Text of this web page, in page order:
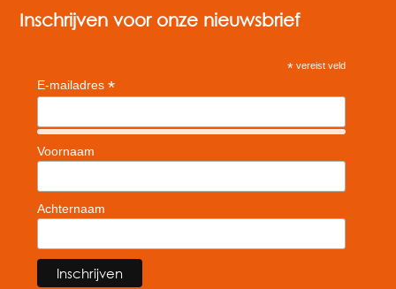
Inschrijven voor onze nieuwsbrief
* vereist veld
E-mailadres*
Voornaam
Achternaam